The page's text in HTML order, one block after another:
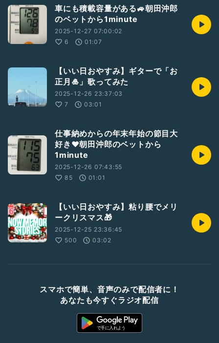
車にも積載容量がある🚙朝田沖郎
のベットから1minute
2025-12-27 07:00:02
6
01:07
【いい日おやすみ】ギターで「お
正月🎍」歌ってみた
2025-12-26 23:37:03
7
03:01
仕事納めからの年末年始の節目大
好き❤朝田沖郎のベットから
1minute
2025-12-26 07:43:55
85
01:01
【いい日おやすみ】粘り腰でメリ
ークリスマス🎁
2025-12-25 23:36:45
500
03:02
スマホで簡単、音声のみで配信者に！
あなたも今すぐラジオ配信